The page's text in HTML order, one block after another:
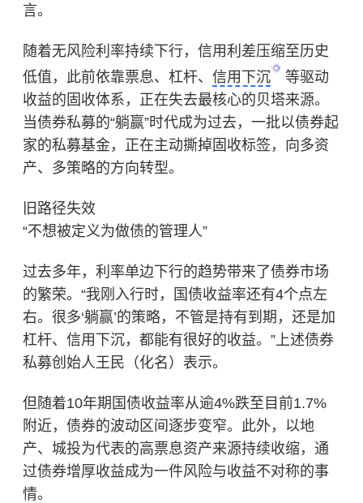
言。
随着无风险利率持续下行，信用利差压缩至历史
低值，此前依靠票息、杠杆、 信用下沉
等驱动
收益的固收体系，正在失去最核心的贝塔来源。
当债券私募的“躺赢”时代成为过去，一批以债券起
家的私募基金，正在主动撕掉固收标签，向多资
产、多策略的方向转型。
旧路径失效
“不想被定义为做债的管理人”
过去多年，利率单边下行的趋势带来了债券市场
的繁荣。“我刚入行时，国债收益率还有4个点左
右。很多‘躺赢’的策略，不管是持有到期，还是加
杠杆、信用下沉，都能有很好的收益。”上述债券
私募创始人王民（化名）表示。
但随着10年期国债收益率从逾4%跌至目前1.7%
附近，债券的波动区间逐步变窄。此外，以地
产、城投为代表的高票息资产来源持续收缩，通
过债券增厚收益成为一件风险与收益不对称的事
情。